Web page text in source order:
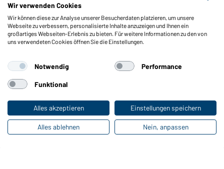
Gustav Daiber GmbH
Vor dem Weißen Stein 25-31
D-72461 Albstadt
Zu den Katalogen
Impressum Datenschutz Cookie-Einstellungen
Wir verwenden Cookies
Wir können diese zur Analyse unserer Besucherdaten platzieren, um unsere
Webseite zu verbessern, personalisierte Inhalte anzuzeigen und Ihnen ein
großartiges Webseiten-Erlebnis zu bieten. Für weitere Informationen zu den von
uns verwendeten Cookies öffnen Sie die Einstellungen.
Notwendig Performance
Funktional
Alles akzeptieren Einstellungen speichern
Alles ablehnen Nein, anpassen